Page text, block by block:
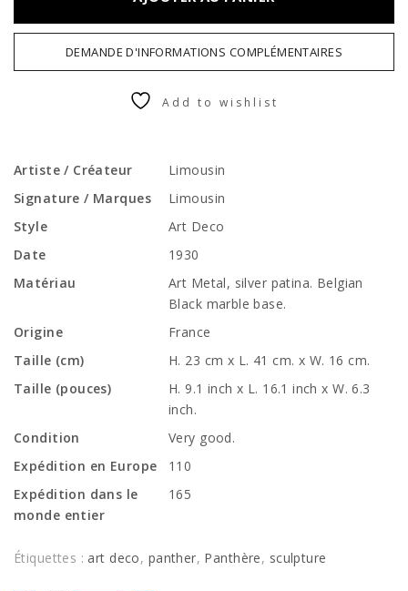
DEMANDE D'INFORMATIONS COMPLÉMENTAIRES
Add to wishlist
Artiste / Créateur
Limousin
Signature / Marques
Limousin
Style
Art Deco
Date
1930
Matériau
Art Metal, silver patina. Belgian
Black marble base.
Origine
France
Taille (cm)
H. 23 cm x L. 41 cm. x W. 16 cm.
Taille (pouces)
H. 9.1 inch x L. 16.1 inch x W. 6.3
inch.
Condition
Very good.
Expédition en Europe
110
Expédition dans le
monde entier
165
Étiquettes : art deco, panther, Panthère, sculpture